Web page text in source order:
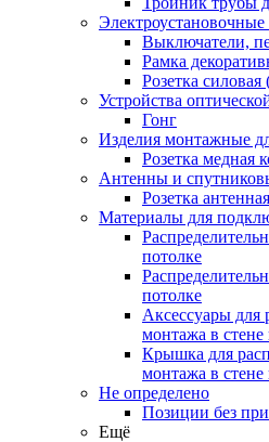
Электроустановочные
Выключатели,
Рамка
Розетка
Устройства
Гонг
Изделия монтажные
Розетка медная
Антенны и
Розетка
Материалы для
потолке
потолке
Аксессуары для
монтажа в стене
Крышка для
монтажа в стене
Не определено
Позиции без
Ещё